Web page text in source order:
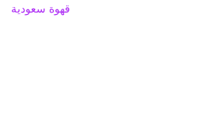
قهوة سعودية